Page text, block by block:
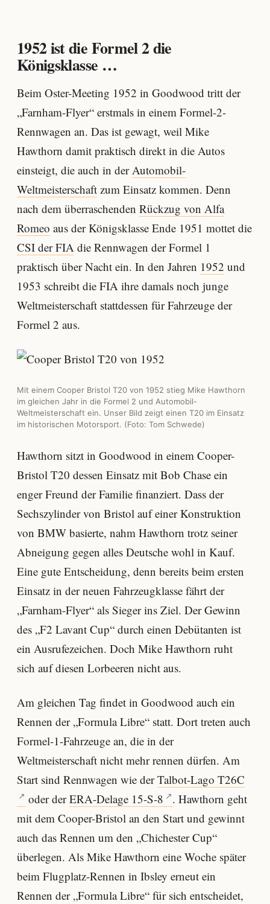
1952 ist die Formel 2 die
Königsklasse …
Beim Oster-Meeting 1952 in Goodwood tritt der
„Farnham-Flyer“ erstmals in einem Formel-2-
Rennwagen an. Das ist gewagt, weil Mike
Hawthorn damit praktisch direkt in die Autos
einsteigt, die auch in der Automobil-
Weltmeisterschaft zum Einsatz kommen. Denn
nach dem überraschenden Rückzug von Alfa
Romeo aus der Königsklasse Ende 1951 mottet die
CSI der FIA die Rennwagen der Formel 1
praktisch über Nacht ein. In den Jahren 1952 und
1953 schreibt die FIA ihre damals noch junge
Weltmeisterschaft stattdessen für Fahrzeuge der
Formel 2 aus.
Mit einem Cooper Bristol T20 von 1952 stieg Mike Hawthorn
im gleichen Jahr in die Formel 2 und Automobil-
Weltmeisterschaft ein. Unser Bild zeigt einen T20 im Einsatz
im historischen Motorsport. (Foto: Tom Schwede)
Hawthorn sitzt in Goodwood in einem Cooper-
Bristol T20 dessen Einsatz mit Bob Chase ein
enger Freund der Familie finanziert. Dass der
Sechszylinder von Bristol auf einer Konstruktion
von BMW basierte, nahm Hawthorn trotz seiner
Abneigung gegen alles Deutsche wohl in Kauf.
Eine gute Entscheidung, denn bereits beim ersten
Einsatz in der neuen Fahrzeugklasse fährt der
„Farnham-Flyer“ als Sieger ins Ziel. Der Gewinn
des „F2 Lavant Cup“ durch einen Debütanten ist
ein Ausrufezeichen. Doch Mike Hawthorn ruht
sich auf diesen Lorbeeren nicht aus.
Am gleichen Tag findet in Goodwood auch ein
Rennen der „Formula Libre“ statt. Dort treten auch
Formel-1-Fahrzeuge an, die in der
Weltmeisterschaft nicht mehr rennen dürfen. Am
Start sind Rennwagen wie derTalbot-Lago T26C
oder derERA-Delage 15-S-8
. Hawthorn geht
mit dem Cooper-Bristol an den Start und gewinnt
auch das Rennen um den „Chichester Cup“
überlegen. Als Mike Hawthorn eine Woche später
beim Flugplatz-Rennen in Ibsley erneut ein
Rennen der „Formula Libre“ für sich entscheidet,